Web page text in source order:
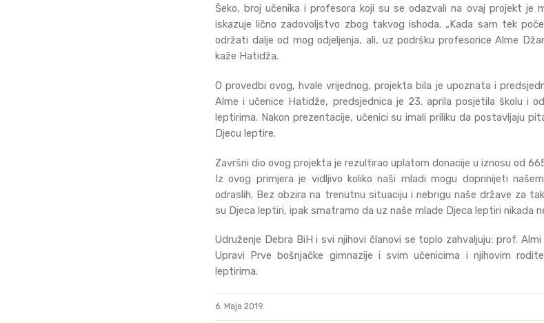
Šeko, broj učenika i profesora koji su se odazvali na ovaj projekt je
iskazuje lično zadovoljstvo zbog takvog ishoda. „Kada sam tek
održati dalje od mog odjeljenja, ali, uz podršku profesorice Alme
kaže Hatidža.
O provedbi ovog, hvale vrijednog, projekta bila je upoznata i
Alme i učenice Hatidže, predsjednica je 23. aprila posjetila školu i
leptirima. Nakon prezentacije, učenici su imali priliku da postavljaju
Djecu leptire.
Završni dio ovog projekta je rezultirao uplatom donacije u iznosu od
Iz ovog primjera je vidljivo koliko naši mladi mogu doprinijeti
odraslih. Bez obzira na trenutnu situaciju i nebrigu naše države za
su Djeca leptiri, ipak smatramo da uz naše mlade Djeca leptiri nikada
Udruženje Debra BiH i svi njihovi članovi se toplo zahvaljuju: prof.
Upravi Prve bošnjačke gimnazije i svim učenicima i njihovim
leptirima.
Posted
6. Maja 2019.